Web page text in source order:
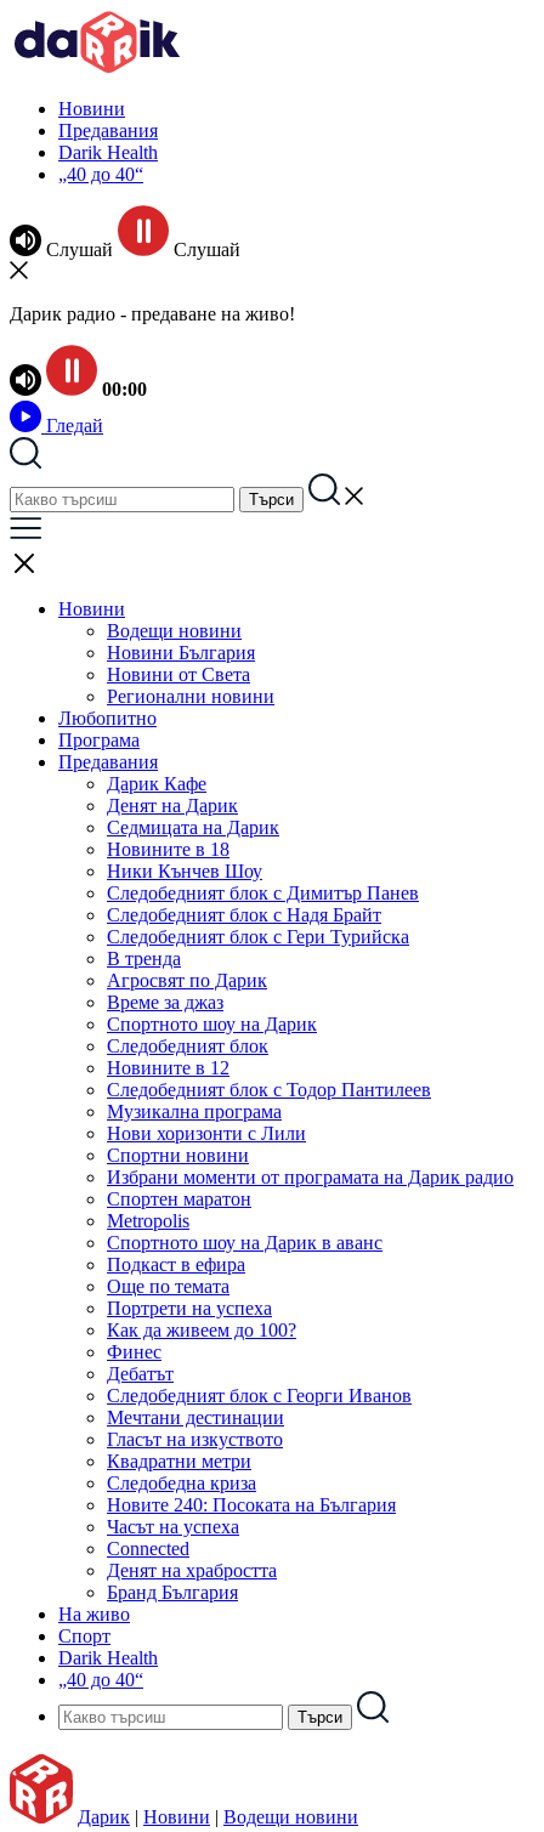
Новини
Предавания
Darik Health
„40 до 40“
Слушай Слушай
Дарик радио - предаване на живо!
00:00
Гледай
Новини
Водещи новини
Новини България
Новини от Света
Регионални новини
Любопитно
Програма
Предавания
Дарик Кафе
Денят на Дарик
Седмицата на Дарик
Новините в 18
Ники Кънчев Шоу
Следобедният блок с Димитър Панев
Следобедният блок с Надя Брайт
Следобедният блок с Гери Турийска
В тренда
Агросвят по Дарик
Време за джаз
Спортното шоу на Дарик
Следобедният блок
Новините в 12
Следобедният блок с Тодор Пантилеев
Музикална програма
Нови хоризонти с Лили
Спортни новини
Избрани моменти от програмата на Дарик радио
Спортен маратон
Metropolis
Спортното шоу на Дарик в аванс
Подкаст в ефира
Още по темата
Портрети на успеха
Как да живеем до 100?
Финес
Дебатът
Следобедният блок с Георги Иванов
Мечтани дестинации
Гласът на изкуството
Квадратни метри
Следобедна криза
Новите 240: Посоката на България
Часът на успеха
Connected
Денят на храбростта
Бранд България
На живо
Спорт
Darik Health
„40 до 40“
Дарик | Новини | Водещи новини